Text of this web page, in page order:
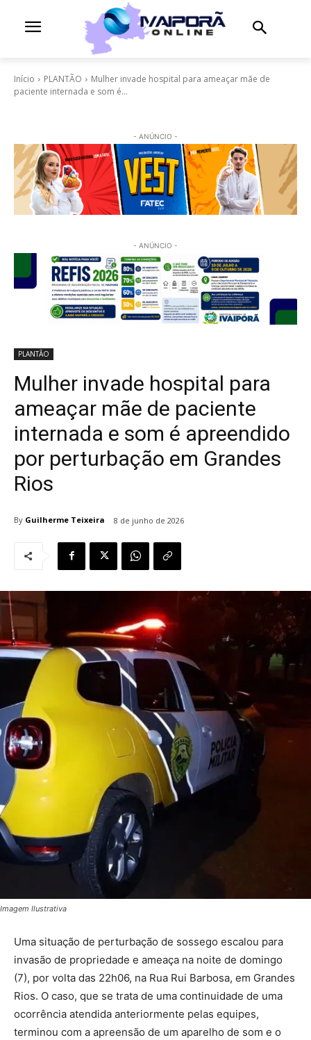
Início PLANTÃO
Mulher invade hospital para ameaçar mãe de
paciente internada e som é...
- ANÚNCIO -
- ANÚNCIO -
PLANTÃO
Mulher invade hospital para
ameaçar mãe de paciente
internada e som é apreendido
por perturbação em Grandes
Rios
By Guilherme Teixeira 8 de junho de 2026
Imagem Ilustrativa
Uma situação de perturbação de sossego escalou para
invasão de propriedade e ameaça na noite de domingo
(7), por volta das 22h06, na Rua Rui Barbosa, em Grandes
Rios. O caso, que se trata de uma continuidade de uma
ocorrência atendida anteriormente pelas equipes,
terminou com a apreensão de um aparelho de som e o